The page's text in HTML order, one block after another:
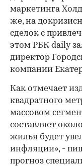
маркетинга
же, на
сделок с
этом РБК daily
директор
компании
Как отмечает
квадратного
массовом
составляет
жилья будет
инфляции», -
прогноз